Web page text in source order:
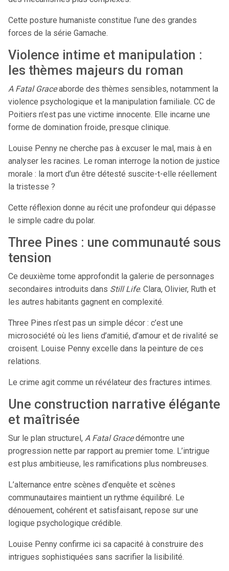
Cette posture humaniste constitue l’une des grandes
forces de la série Gamache.
Violence intime et manipulation :
les thèmes majeurs du roman
A Fatal Graceaborde des thèmes sensibles, notamment la
violence psychologique et la manipulation familiale. CC de
Poitiers n’est pas une victime innocente. Elle incarne une
forme de domination froide, presque clinique.
Louise Penny ne cherche pas à excuser le mal, mais à en
analyser les racines. Le roman interroge la notion de justice
morale : la mort d’un être détesté suscite-t-elle réellement
la tristesse ?
Cette réflexion donne au récit une profondeur qui dépasse
le simple cadre du polar.
Three Pines : une communauté sous
tension
Ce deuxième tome approfondit la galerie de personnages
secondaires introduits dans Still Life. Clara, Olivier, Ruth et
les autres habitants gagnent en complexité.
Three Pines n’est pas un simple décor : c’est une
microsociété où les liens d’amitié, d’amour et de rivalité se
croisent. Louise Penny excelle dans la peinture de ces
relations.
Le crime agit comme un révélateur des fractures intimes.
Une construction narrative élégante
et maîtrisée
Sur le plan structurel, A Fatal Gracedémontre une
progression nette par rapport au premier tome. L’intrigue
est plus ambitieuse, les ramifications plus nombreuses.
L’alternance entre scènes d’enquête et scènes
communautaires maintient un rythme équilibré. Le
dénouement, cohérent et satisfaisant, repose sur une
logique psychologique crédible.
Louise Penny confirme ici sa capacité à construire des
intrigues sophistiquées sans sacrifier la lisibilité.